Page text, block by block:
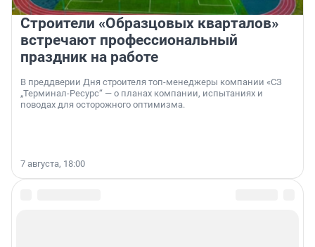
Строители «Образцовых кварталов»
встречают профессиональный
праздник на работе
В преддверии Дня строителя топ-менеджеры компании «СЗ
„Терминал-Ресурс“ — о планах компании, испытаниях и
поводах для осторожного оптимизма.
7 августа, 18:00